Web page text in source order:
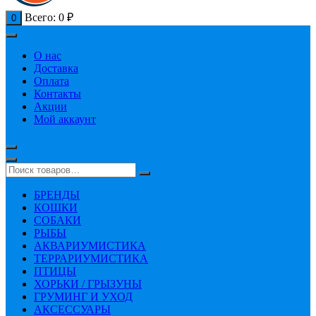
0 Всего: 0 ₽
О нас
Доставка
Оплата
Контакты
Акции
Мой аккаунт
БРЕНДЫ
КОШКИ
СОБАКИ
РЫБЫ
АКВАРИУМИСТИКА
ТЕРРАРИУМИСТИКА
ПТИЦЫ
ХОРЬКИ / ГРЫЗУНЫ
ГРУМИНГ И УХОД
АКСЕССУАРЫ